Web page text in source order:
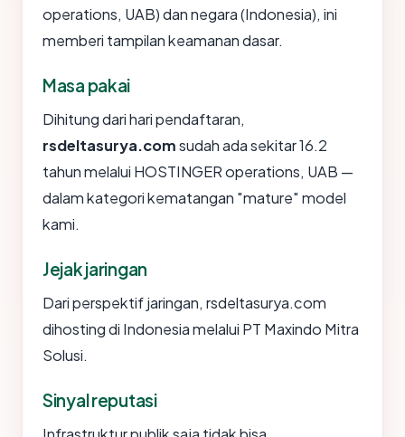
operations, UAB) dan negara (Indonesia), ini
memberi tampilan keamanan dasar.
Masa pakai
Dihitung dari hari pendaftaran,
rsdeltasurya.comsudah ada sekitar 16.2
tahun melalui HOSTINGER operations, UAB —
dalam kategori kematangan "mature" model
kami.
Jejak jaringan
Dari perspektif jaringan, rsdeltasurya.com
dihosting di Indonesia melalui PT Maxindo Mitra
Solusi.
Sinyal reputasi